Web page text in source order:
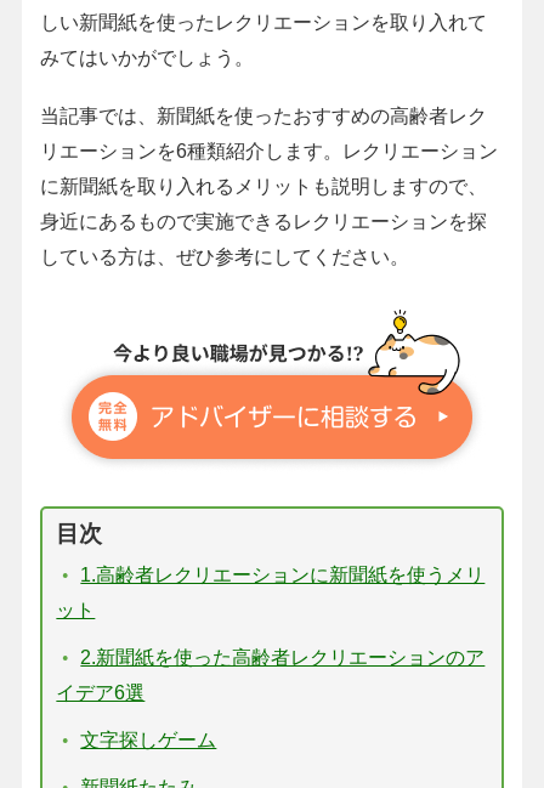
しい新聞紙を使ったレクリエーションを取り入れて
みてはいかがでしょう。
当記事では、新聞紙を使ったおすすめの高齢者レク
リエーションを6種類紹介します。レクリエーション
に新聞紙を取り入れるメリットも説明しますので、
身近にあるもので実施できるレクリエーションを探
している方は、ぜひ参考にしてください。
目次
1.高齢者レクリエーションに新聞紙を使うメリ
ット
2.新聞紙を使った高齢者レクリエーションのア
イデア6選
文字探しゲーム